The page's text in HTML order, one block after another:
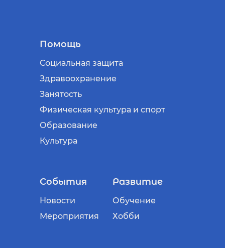
Помощь
Социальная защита
Здравоохранение
Занятость
Физическая культура и спорт
Образование
Культура
События
Новости
Мероприятия
Развитие
Обучение
Хобби